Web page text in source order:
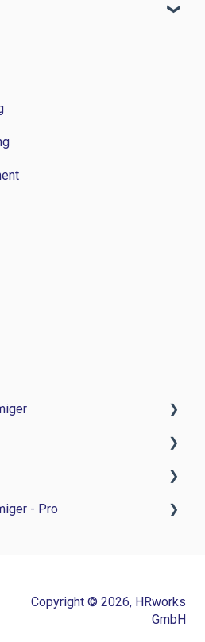
- Personalentwicklung
Personalentwicklung
- Pro
- Personalentwicklung
Copyright © 2026, HRworks
GmbH